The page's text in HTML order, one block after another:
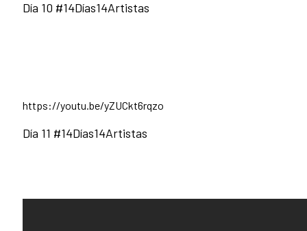
Día 10 #14Días14Artistas
https://youtu.be/yZUCkt6rqzo
Día 11 #14Días14Artistas